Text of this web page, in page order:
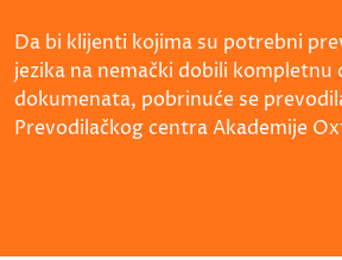
Da bi klijenti kojima su potrebni
jezika na nemački dobili kompletnu
dokumenata, pobrinuće se
Prevodilačkog centra Akademije